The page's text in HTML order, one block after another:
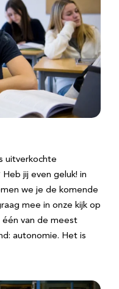
uitverkochte
jij even geluk! in
we je de komende
mee in onze kijk op
één van de meest
autonomie. Het is